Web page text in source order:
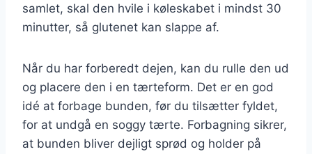
samlet, skal den hvile i køleskabet i mindst 30
minutter, så glutenet kan slappe af.
Når du har forberedt dejen, kan du rulle den ud
og placere den i en tærteform. Det er en god
idé at forbage bunden, før du tilsætter fyldet,
for at undgå en soggy tærte. Forbagning sikrer,
at bunden bliver dejligt sprød og holder på